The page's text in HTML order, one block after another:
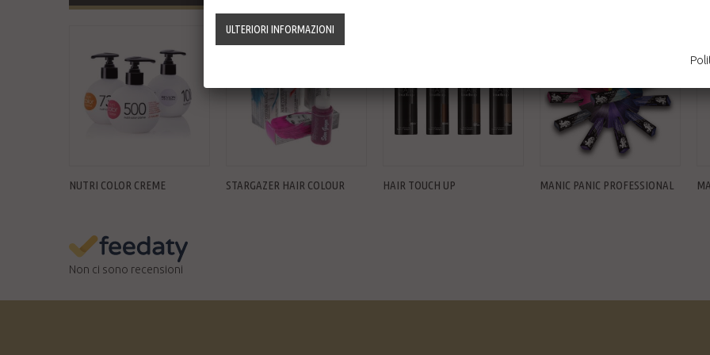
NUTRI COLOR CREME STARGAZER HAIR COLOUR HAIR TOUCH UP MANIC PANIC PROFESSIONAL
Non ci sono recensioni